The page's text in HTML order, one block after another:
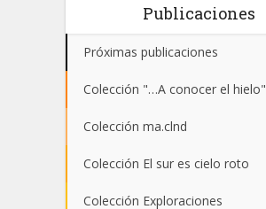
Publicaciones
Próximas publicaciones
Colección "…A conocer el hielo"
Colección ma.clnd
Colección El sur es cielo roto
Colección Exploraciones